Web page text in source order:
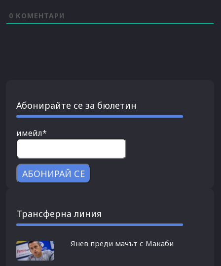
0 КОМЕНТАРИ
Абонирайте се за бюлетин
имейл*
Трансферна линия
Янев преди мачът с Макаби